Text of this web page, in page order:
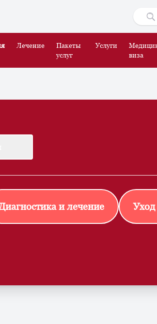
Лечение
Пакеты
услуг
Услуги
виза
и лечение